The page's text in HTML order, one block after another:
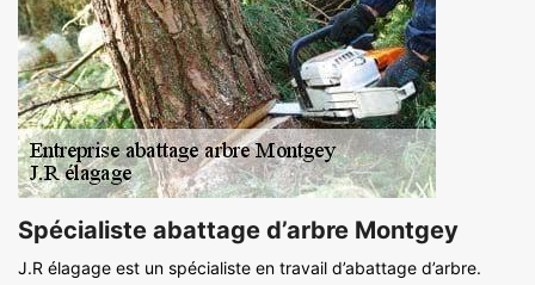
Spécialiste abattage d’arbre Montgey
J.R élagage est un spécialiste en travail d’abattage d’arbre.